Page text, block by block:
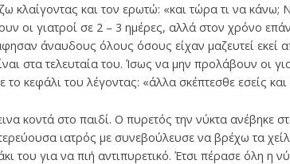
κλαίγοντας και τον ερωτώ: «και τώρα τι να
οι γιατροί σε 2 – 3 ημέρες, αλλά στον χρόνο
άναυδους όλους όσους είχαν μαζευτεί εκεί
στα τελευταία του. Ίσως να μην προλάβουν οι
το κεφάλι του λέγοντας: «άλλα σκέπτεσθε εσείς
κοντά στο παιδί. Ο πυρετός την νύκτα ανέβηκε
ιατρός με συνεβούλευσε να βρέχω τα
του για να πιή αντιπυρετικό. Έτσι πέρασε όλη η